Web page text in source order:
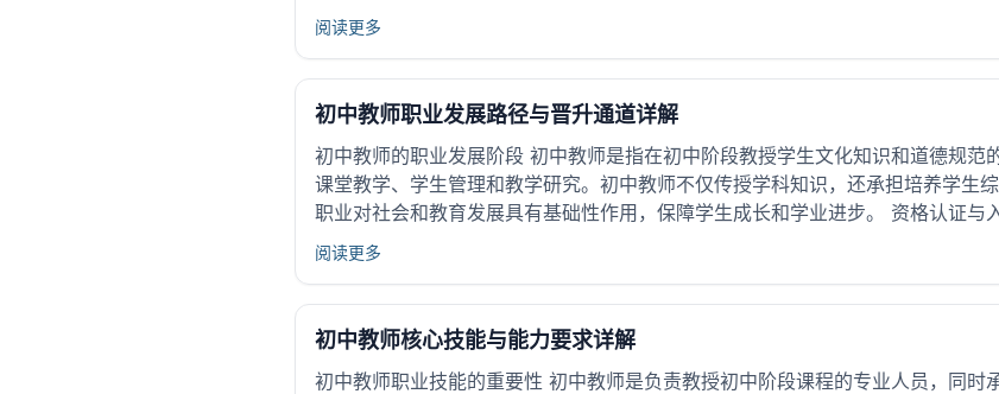
阅读更多
初中教师职业发展路径与晋升通道详解
初中教师的职业发展阶段 初中教师是指在初中阶段教授学生文化知识和道德规范
课堂教学、学生管理和教学研究。初中教师不仅传授学科知识，还承担培养学生
职业对社会和教育发展具有基础性作用，保障学生成长和学业进步。 资格认证与
阅读更多
初中教师核心技能与能力要求详解
初中教师职业技能的重要性 初中教师是负责教授初中阶段课程的专业人员，同时